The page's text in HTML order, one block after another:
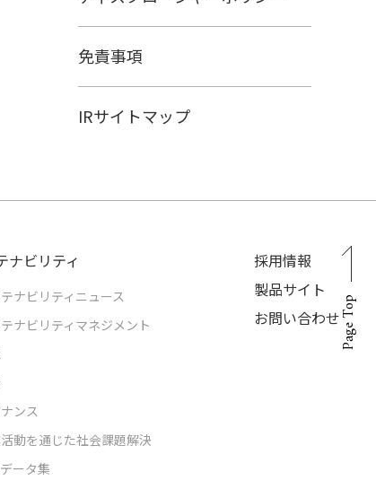
免責事項
IRサイトマップ
Page Top
ナビリティ
ナビリティニュース
ナビリティマネジメント
ンス
動を通じた社会課題解決
ータ集
採用情報
製品サイト
お問い合わせ